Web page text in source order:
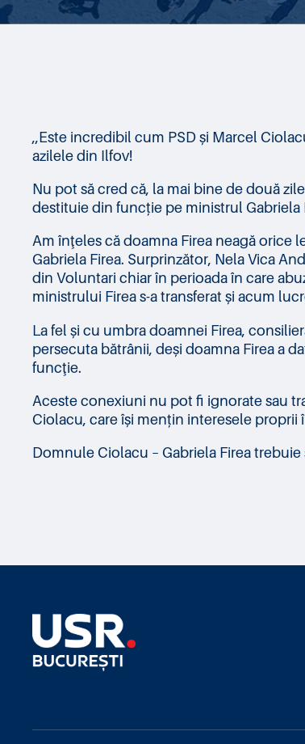
,,Este incredibil cum PSD și Marcel
azilele din Ilfov!
Nu pot să cred că, la mai bine de două
destituie din funcție pe ministrul
Am înţeles că doamna Firea neagă orice
Gabriela Firea. Surprinzător, Nela Vica
din Voluntari chiar în perioada în care
ministrului Firea s-a transferat și acum
La fel și cu umbra doamnei Firea,
persecuta bătrânii, deși doamna Firea a
funcţie.
Aceste conexiuni nu pot fi ignorate sau
Ciolacu, care își mențin interesele
Domnule Ciolacu – Gabriela Firea